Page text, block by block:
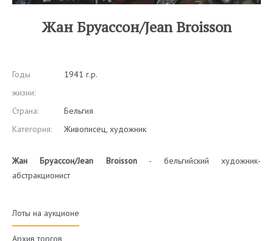
Жан Бруассон/Jean Broisson
Годы
жизни:
1941 г.р.
Страна:
Бельгия
Категория:
Живописец, художник
Жан Бруассон/Jean Broisson- бельгийский художник-
абстракционист
Лоты на аукционе
Архив торгов